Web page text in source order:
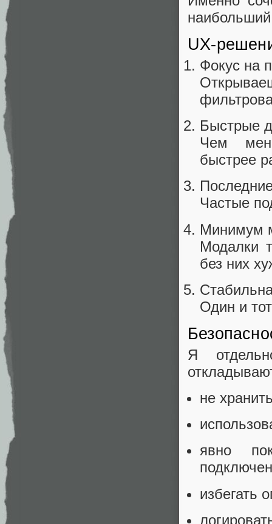
UX-
Фокус на
Быстрые
Чем
быстрее
Частые
Минимум
Модалки
без них
Один и
Я
не
явно
избегать